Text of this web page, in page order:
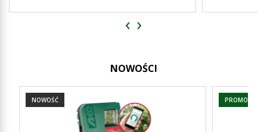
‹ ›
NOWOŚCI
NOWOŚĆ PROMOCJA